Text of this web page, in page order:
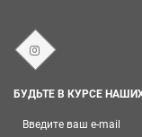
БУДЬТЕ В КУРСЕ